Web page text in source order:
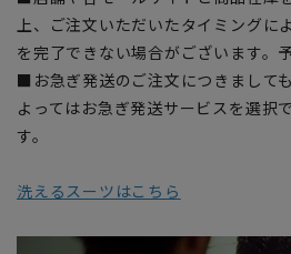
上、ご注文いただいたタイミングに
を完了できない場合がございます。
■お急ぎ発送のご注文につきまして
よってはお急ぎ発送サービスを選択
す。
洗えるスーツはこちら